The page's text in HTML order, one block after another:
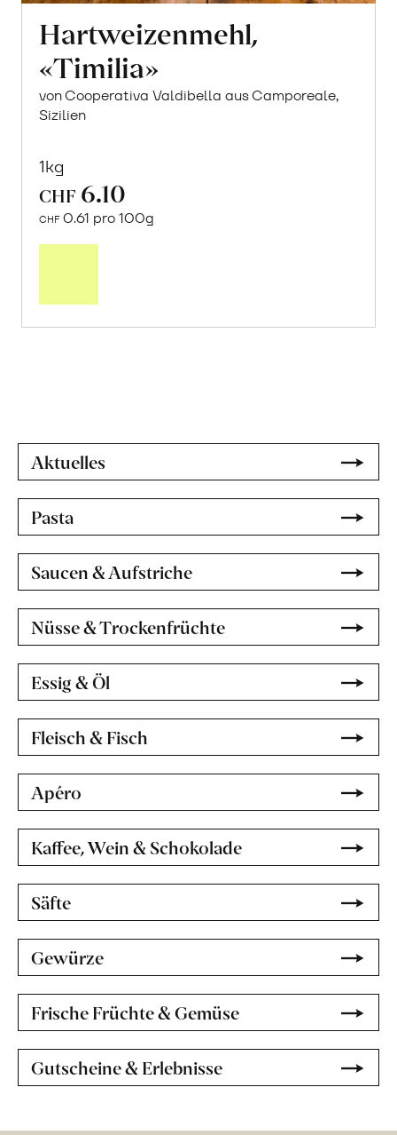
Hartweizenmehl,
«Timilia»
von Cooperativa Valdibella aus Camporeale,
Sizilien
1kg
CHF 6.10
CHF 0.61 pro 100g
erfahren
Aktuelles
Pasta
Saucen & Aufstriche
Nüsse & Trockenfrüchte
Essig & Öl
Fleisch & Fisch
Apéro
Kaffee, Wein & Schokolade
Säfte
Gewürze
Frische Früchte & Gemüse
Gutscheine & Erlebnisse